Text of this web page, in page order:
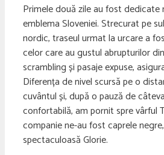
Primele două zile au fost dedicate
emblema Sloveniei. Strecurat pe
nordic, traseul urmat la urcare a
celor care au gustul abrupturilor
scrambling și pasaje expuse,
Diferența de nivel scursă pe o
cuvântul și, după o pauză de
confortabilă, am pornit spre vârful
companie ne-au fost caprele
spectaculoasă Glorie.